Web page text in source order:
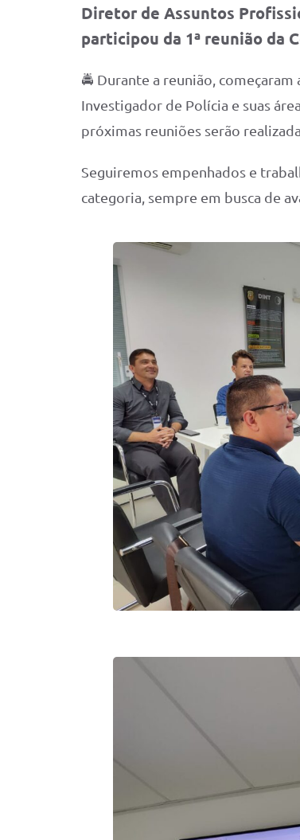
Diretor de Assuntos
participou da 1ª reunião da
🚔 Durante a reunião,
Investigador de Polícia e suas
próximas reuniões serão
Seguiremos empenhados e
categoria, sempre em busca de